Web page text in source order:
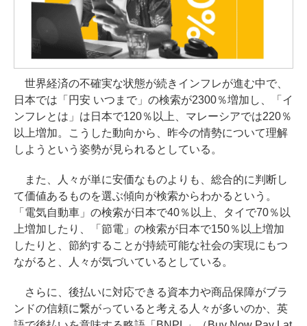
世界経済の不確実な状態が続きインフレが進む中で、
日本では「円安 いつまで」の検索が2300％増加し、「イ
ンフレとは」は日本で120％以上、マレーシアでは220％
以上増加。こうした動向から、昨今の情勢について理解
しようという姿勢が見られるとしている。
また、人々が単に安価なものよりも、総合的に判断し
て価値あるものを選ぶ傾向が検索からわかるという。
「電気自動車」の検索が日本で40％以上、タイで70％以
上増加したり、「節電」の検索が日本で150％以上増加
したりと、節約することが持続可能な社会の実現にもつ
ながると、人々が気づいているとしている。
さらに、後払いに対応できる資本力や商品保障がブラ
ンドの信頼に繋がっていると考える人々が多いのか、英